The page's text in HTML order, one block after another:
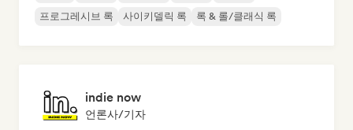
프로그레시브 록
사이키델릭 록 록 & 롤/클래식 록
indie now
언론사/기자